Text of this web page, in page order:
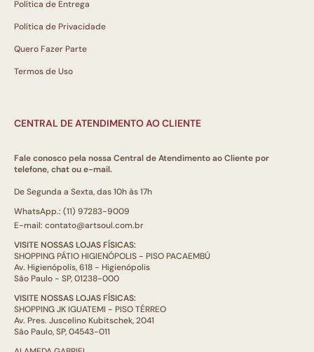
Política de Entrega
Política de Privacidade
Quero Fazer Parte
Termos de Uso
CENTRAL DE ATENDIMENTO AO CLIENTE
Fale conosco pela nossa Central de Atendimento ao Cliente por
telefone, chat ou e-mail.
De Segunda a Sexta, das 10h às 17h
WhatsApp.: (11) 97283-9009
E-mail: contato@artsoul.com.br
VISITE NOSSAS LOJAS FÍSICAS:
SHOPPING PÁTIO HIGIENÓPOLIS - PISO PACAEMBÚ
Av. Higienópolis, 618 - Higienópolis
São Paulo - SP, 01238-000
VISITE NOSSAS LOJAS FÍSICAS:
SHOPPING JK IGUATEMI - PISO TÉRREO
Av. Pres. Juscelino Kubitschek, 2041
São Paulo, SP, 04543-011